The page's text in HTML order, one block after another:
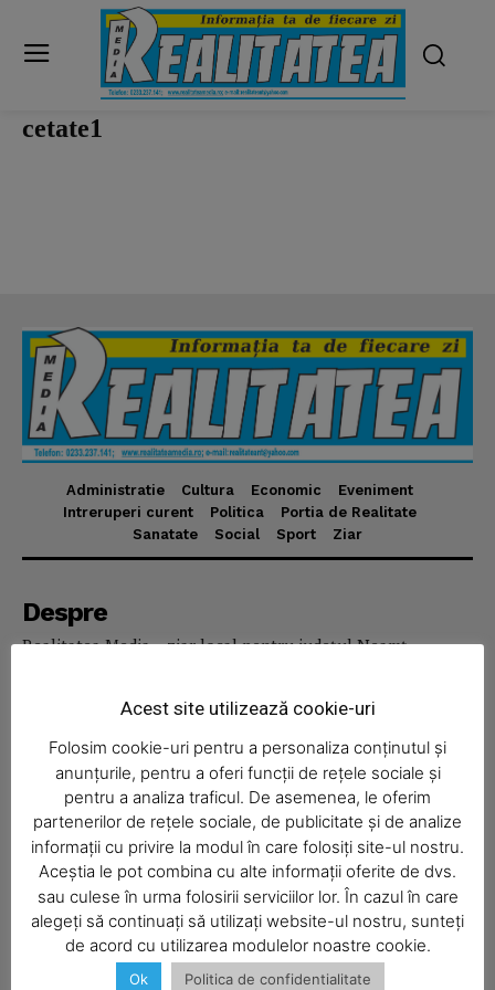
News Week
SUBSCRIBE NOW
cetate1
Administratie Cultura Economic
Eveniment
Intreruperi curent
Politica
Portia de Realitate
Sanatate
Social Sport Ziar
Despre
Realitatea Media – ziar local pentru județul Neamț,
Economic
Acasă
Economic
Politica
Acest site utilizează cookie-uri
Folosim cookie-uri pentru a personaliza conținutul și
anunțurile, pentru a oferi funcții de rețele sociale și
pentru a analiza traficul. De asemenea, le oferim
partenerilor de rețele sociale, de publicitate și de analize
informații cu privire la modul în care folosiți site-ul nostru.
Aceștia le pot combina cu alte informații oferite de dvs.
sau culese în urma folosirii serviciilor lor. În cazul în care
alegeți să continuați să utilizați website-ul nostru, sunteți
de acord cu utilizarea modulelor noastre cookie.
Ok Politica de confidentialitate